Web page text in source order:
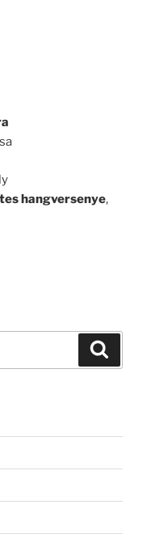
hangversenye,